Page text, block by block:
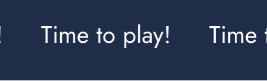
Time to play! Time